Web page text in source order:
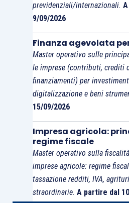
previdenziali/internazionali.
9/09/2026
Finanza agevolata
Master operativo sulle
le imprese (contributi, crediti
finanziamenti) per
digitalizzazione e beni
15/09/2026
Impresa agricola:
regime fiscale
Master operativo sulla
imprese agricole: regime
tassazione redditi, IVA,
straordinarie. A partire dal